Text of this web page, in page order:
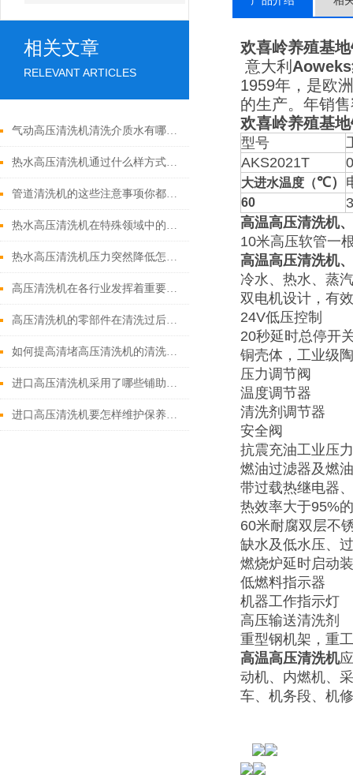
相关文章
RELEVANT ARTICLES
气动高压清洗机清洗介质水有哪些优点
热水高压清洗机通过什么样方式来实现增压呢
管道清洗机的这些注意事项你都落实到位了吗
热水高压清洗机在特殊领域中的应用
热水高压清洗机压力突然降低怎么回事
高压清洗机在各行业发挥着重要的作用
高压清洗机的零部件在清洗过后还需要注意什么
如何提高清堵高压清洗机的清洗效果？
进口高压清洗机采用了哪些铺助系统
进口高压清洗机要怎样维护保养才算合理呢
欢喜岭养殖基
意大利
1959年，是欧
的生产。年销
欢喜岭养殖基
型号
AKS2021T
大进水温度（℃）
60
高温高压清洗机
10米高压软管一
高温高压清洗机
冷水、热水、蒸
双电机设计，有
24V低压控制
20秒延时总停开
铜壳体，工业级
压力调节阀
温度调节器
清洗剂调节器
安全阀
抗震充油工业压
燃油过滤器及燃
带过载热继电器
热效率大于95%
60米耐腐双层不
缺水及低水压、
燃烧炉延时启动
低燃料指示器
机器工作指示灯
高压输送清洗剂
重型钢机架，重
高温高压清洗机
动机、内燃机、
车、机务段、机